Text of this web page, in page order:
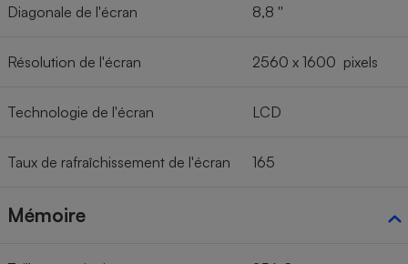
Diagonale de l'écran 8,8 ''
Résolution de l'écran 2560 x 1600 pixels
Technologie de l'écran LCD
Taux de rafraîchissement de l'écran 165
Mémoire